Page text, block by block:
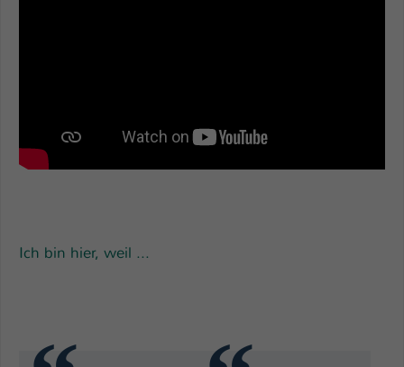
Ich bin hier, weil ...
Name fe_typo_user / PHPSESSID
Dieses Cookie ist ein Standard-Session-
Zugang zu geschützten Bereichen